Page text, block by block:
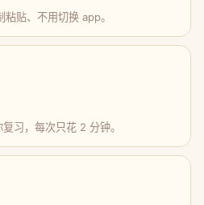
贴、不用切换 app。
习，每次只花 2 分钟。